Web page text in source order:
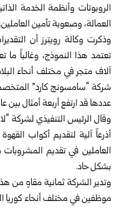
الروبوتات وأنظمة الخدمة
العمالة، وصعوبة تأمين العاملين.‏
وذكرت وكالة رويترز أن
تعتمد هذا النموذج، وغالباً
شركة “سامسونج كارد”
عددها قد ارتفع أربعة أمثال بين عامي 2020
وقال الرئيس التنفيذي لشركة
أذرعاً آلية لتقديم أكواب
العاملين في تقديم
بشكل حاد.‏
وتدير الشركة ثمانية مقاهٍ من
موظفين في مختلف أنحاء كوريا